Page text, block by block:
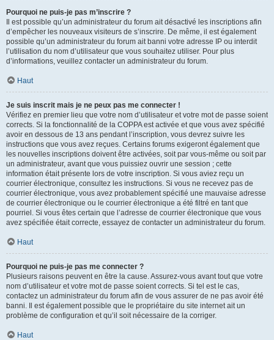
Pourquoi ne puis-je pas m’inscrire ?
Il est possible qu’un administrateur du forum ait désactivé les inscriptions afin
d’empêcher les nouveaux visiteurs de s’inscrire. De même, il est également
possible qu’un administrateur du forum ait banni votre adresse IP ou interdit
l’utilisation du nom d’utilisateur que vous souhaitez utiliser. Pour plus
d’informations, veuillez contacter un administrateur du forum.
Haut
Je suis inscrit mais je ne peux pas me connecter !
Vérifiez en premier lieu que votre nom d’utilisateur et votre mot de passe soient
corrects. Si la fonctionnalité de la COPPA est activée et que vous avez spécifié
avoir en dessous de 13 ans pendant l’inscription, vous devrez suivre les
instructions que vous avez reçues. Certains forums exigeront également que
les nouvelles inscriptions doivent être activées, soit par vous-même ou soit par
un administrateur, avant que vous puissiez ouvrir une session ; cette
information était présente lors de votre inscription. Si vous aviez reçu un
courrier électronique, consultez les instructions. Si vous ne recevez pas de
courrier électronique, vous avez probablement spécifié une mauvaise adresse
de courrier électronique ou le courrier électronique a été filtré en tant que
pourriel. Si vous êtes certain que l’adresse de courrier électronique que vous
avez spécifiée était correcte, essayez de contacter un administrateur du forum.
Haut
Pourquoi ne puis-je pas me connecter ?
Plusieurs raisons peuvent en être la cause. Assurez-vous avant tout que votre
nom d’utilisateur et votre mot de passe soient corrects. Si tel est le cas,
contactez un administrateur du forum afin de vous assurer de ne pas avoir été
banni. Il est également possible que le propriétaire du site internet ait un
problème de configuration et qu’il soit nécessaire de la corriger.
Haut